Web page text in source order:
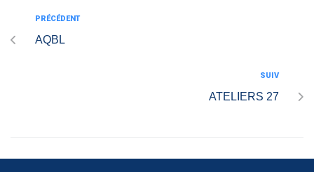
PRÉCÉDENT
AQBL
SUIV
ATELIERS 27